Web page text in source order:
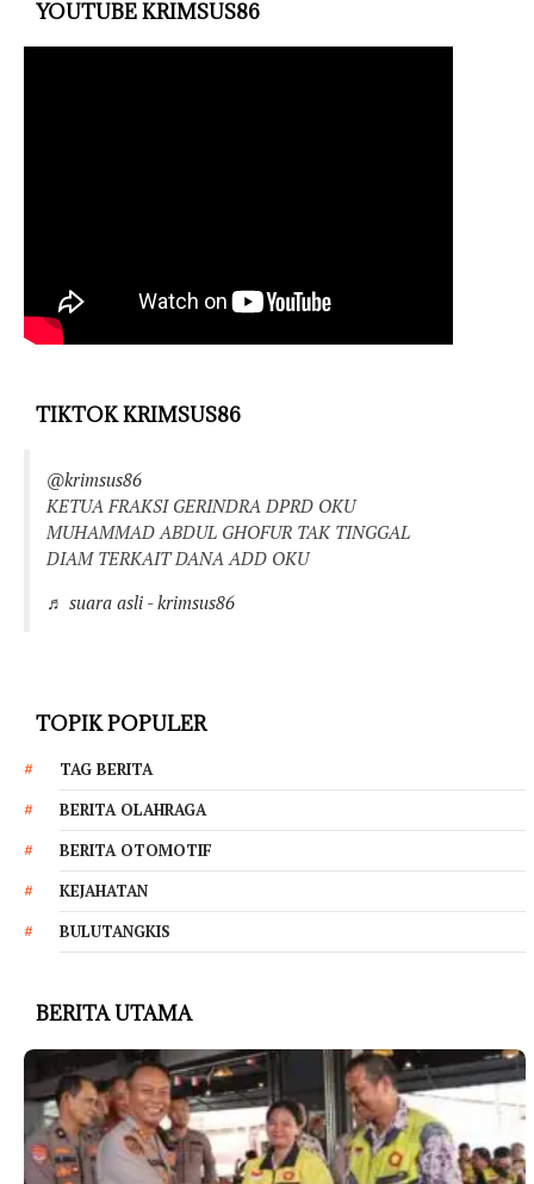
YOUTUBE KRIMSUS86
TIKTOK KRIMSUS86
@krimsus86
KETUA FRAKSI GERINDRA DPRD OKU
MUHAMMAD ABDUL GHOFUR TAK TINGGAL
DIAM TERKAIT DANA ADD OKU
♬ suara asli - krimsus86
TOPIK POPULER
TAG BERITA
BERITA OLAHRAGA
BERITA OTOMOTIF
KEJAHATAN
BULUTANGKIS
BERITA UTAMA